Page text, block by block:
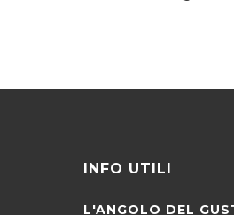
INFO UTILI
L'ANGOLO DEL